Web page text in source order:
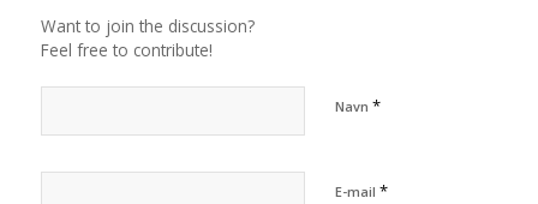
Want to join the discussion?
Feel free to contribute!
Navn *
E-mail *